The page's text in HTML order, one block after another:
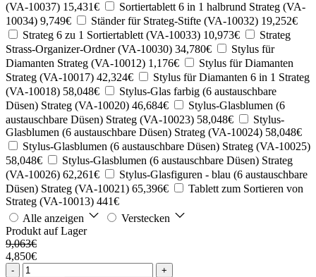
(VA-10037) 15,431€
Sortiertablett 6 in 1 halbrund Strateg (VA-
10034) 9,749€ Ständer für Strateg-Stifte (VA-10032) 19,252€
Strateg 6 zu 1 Sortiertablett (VA-10033) 10,973€
Strateg
Strass-Organizer-Ordner (VA-10030) 34,780€
Stylus für
Diamanten Strateg (VA-10012) 1,176€
Stylus für Diamanten
Strateg (VA-10017) 42,324€
Stylus für Diamanten 6 in 1 Strateg
(VA-10018) 58,048€
Stylus-Glas farbig (6 austauschbare
Düsen) Strateg (VA-10020) 46,684€
Stylus-Glasblumen (6
austauschbare Düsen) Strateg (VA-10023) 58,048€
Stylus-
Glasblumen (6 austauschbare Düsen) Strateg (VA-10024) 58,048€
Stylus-Glasblumen (6 austauschbare Düsen) Strateg (VA-10025)
58,048€
Stylus-Glasblumen (6 austauschbare Düsen) Strateg
(VA-10026) 62,261€
Stylus-Glasfiguren - blau (6 austauschbare
Düsen) Strateg (VA-10021) 65,396€
Tablett zum Sortieren von
Strateg (VA-10013) 441€
Alle anzeigen
Verstecken
Produkt auf Lager
9,063€
4,850€
- +